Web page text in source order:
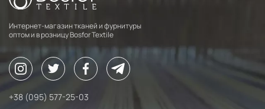
Интернет-магазин тканей и фурнитуры
оптом и в розницу Bosfor Textile
+38 (095) 577-25-03